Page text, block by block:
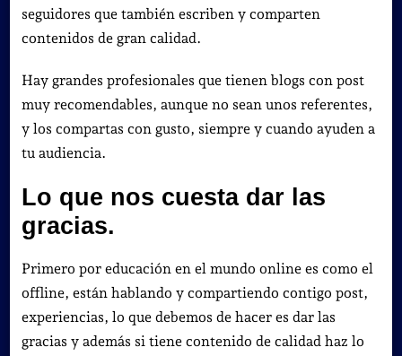
seguidores que también escriben y comparten
contenidos de gran calidad.
Hay grandes profesionales que tienen blogs con post
muy recomendables, aunque no sean unos referentes,
y los compartas con gusto, siempre y cuando ayuden a
tu audiencia.
Lo que nos cuesta dar las
gracias.
Primero por educación en el mundo online es como el
offline, están hablando y compartiendo contigo post,
experiencias, lo que debemos de hacer es dar las
gracias y además si tiene contenido de calidad haz lo